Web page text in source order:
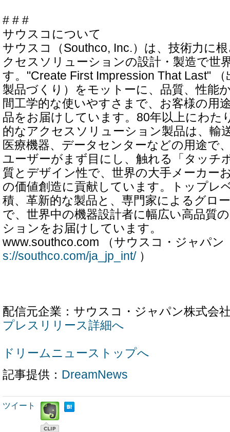
# # #
サウスコについて
サウスコ（Southco, Inc.）は、技術力に
クセスソリューションの設計・製造で世
す。"Create First Impression That Last"
製品づくり）をモットーに、品質、性能
間工学的な使いやすさまで、お客様の用
品をお届けしています。80年以上にわた
的なアクセスソリューション製品は、輸
医療機器、データセンターなどの用途で
ユーザーがまず目にし、触れる「タッチ
質とデザイン性で、世界の大手メーカー
の価値創造に貢献しています。トップレ
積、革新的な製品と、専門家によるグロ
で、世界中の機器設計者に幅広い高品質
ションをお届けしています。
www.southco.com （サウスコ・ジャパ
s://southco.com/ja_jp_int/）
配信元企業：サウスコ・ジャパン株式会
プレスリリース詳細へ
ドリームニューストップへ
記事提供： DreamNews
ツイート